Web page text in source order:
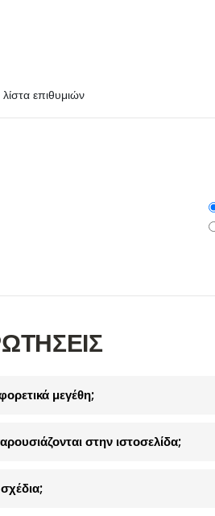
επιθυμιών
μεγέθη;
στην ιστοσελίδα;